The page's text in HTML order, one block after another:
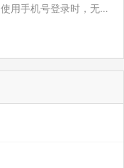
用手机号登录时，无法
实名制报备后，才可以